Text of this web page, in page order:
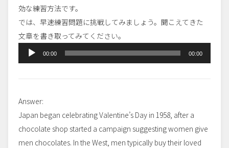
効な練習方法です。
では、早速練習問題に挑戦してみましょう。聞こえてきた
文章を書き取ってみてください。
声
ー
ヤ
ー
00:00 00:00
Answer:
Japan began celebrating Valentine’s Day in 1958, after a
chocolate shop started a campaign suggesting women give
men chocolates. In the West, men typically buy their loved